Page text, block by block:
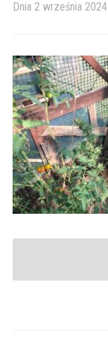
Dnia 2 września 2024